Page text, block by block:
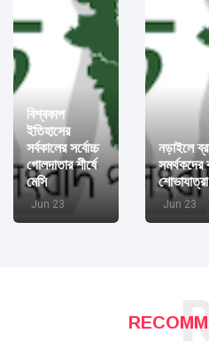
বিশ্বকাপ
ইতিহাসের
সর্বকালের সর্বোচ্চ
গোলদাতার শীর্ষে
মেসি
Jun 23
নড়াইলে
সমর্থকদের
শোভাযাত্রা
Jun 23